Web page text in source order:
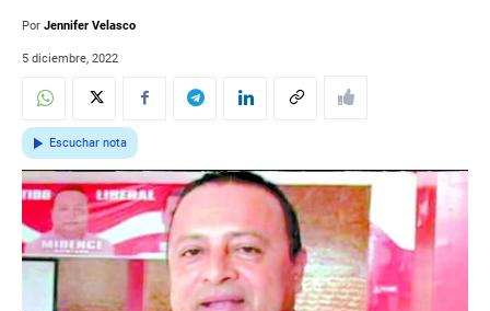
Por Jennifer Velasco
5 diciembre, 2022
Escuchar nota